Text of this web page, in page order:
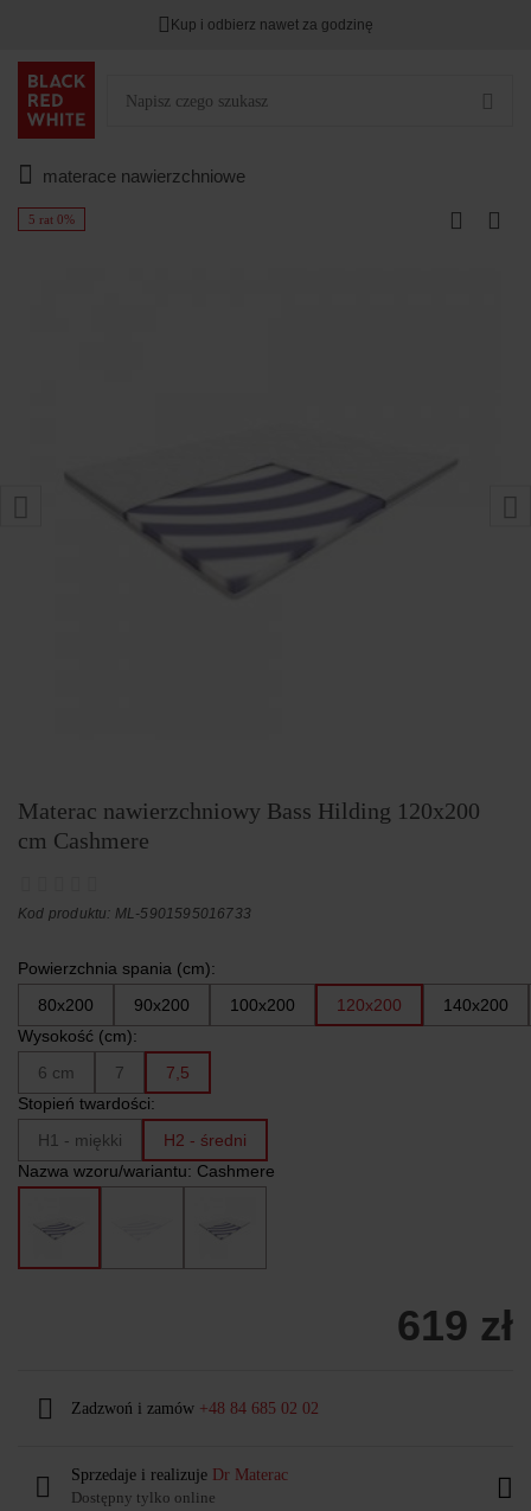
Kup i odbierz nawet za godzinę
materace nawierzchniowe
5 rat 0%
Materac nawierzchniowy Bass Hilding 120x200
cm Cashmere
Kod produktu: ML-5901595016733
Powierzchnia spania (cm):
80x200
90x200 100x200 120x200
140x200
Wysokość (cm):
6 cm
7
7,5
Stopień twardości:
H1 - miękki
H2 - średni
Nazwa wzoru/wariantu: Cashmere
619 zł
Zadzwoń i zamów +48 84 685 02 02
Sprzedaje i realizuje Dr Materac
Dostępny tylko online